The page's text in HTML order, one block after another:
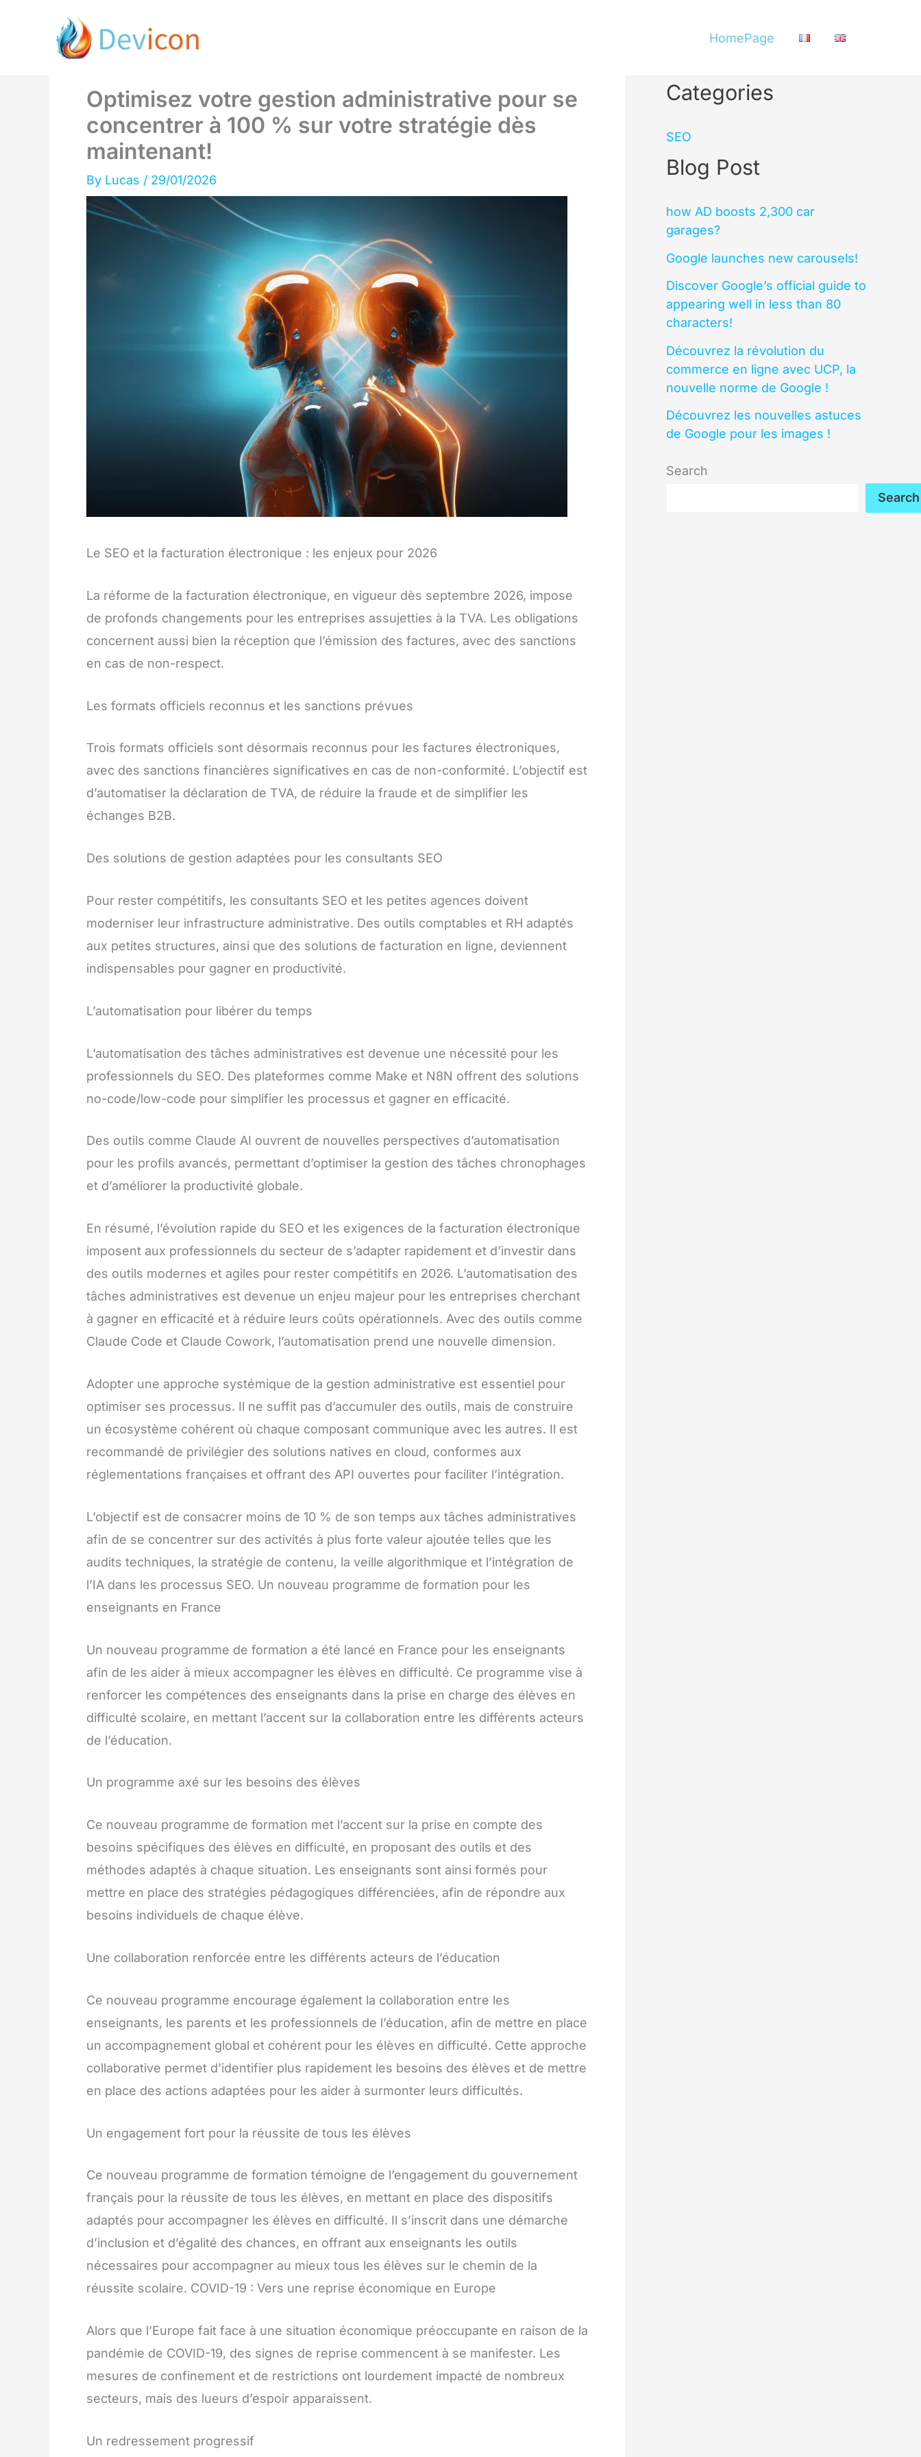
HomePage
Optimisez votre gestion administrative pour se
concentrer à 100 % sur votre stratégie dès
maintenant!
By Lucas / 29/01/2026
Le SEO et la facturation électronique : les enjeux pour 2026
La réforme de la facturation électronique, en vigueur dès septembre 2026, impose
de profonds changements pour les entreprises assujetties à la TVA. Les obligations
concernent aussi bien la réception que l’émission des factures, avec des sanctions
en cas de non-respect.
Les formats officiels reconnus et les sanctions prévues
Trois formats officiels sont désormais reconnus pour les factures électroniques,
avec des sanctions financières significatives en cas de non-conformité. L’objectif est
d’automatiser la déclaration de TVA, de réduire la fraude et de simplifier les
échanges B2B.
Des solutions de gestion adaptées pour les consultants SEO
Pour rester compétitifs, les consultants SEO et les petites agences doivent
moderniser leur infrastructure administrative. Des outils comptables et RH adaptés
aux petites structures, ainsi que des solutions de facturation en ligne, deviennent
indispensables pour gagner en productivité.
L’automatisation pour libérer du temps
L’automatisation des tâches administratives est devenue une nécessité pour les
professionnels du SEO. Des plateformes comme Make et N8N offrent des solutions
no-code/low-code pour simplifier les processus et gagner en efficacité.
Des outils comme Claude AI ouvrent de nouvelles perspectives d’automatisation
pour les profils avancés, permettant d’optimiser la gestion des tâches chronophages
et d’améliorer la productivité globale.
En résumé, l’évolution rapide du SEO et les exigences de la facturation électronique
imposent aux professionnels du secteur de s’adapter rapidement et d’investir dans
des outils modernes et agiles pour rester compétitifs en 2026. L’automatisation des
tâches administratives est devenue un enjeu majeur pour les entreprises cherchant
à gagner en efficacité et à réduire leurs coûts opérationnels. Avec des outils comme
Claude Code et Claude Cowork, l’automatisation prend une nouvelle dimension.
Adopter une approche systémique de la gestion administrative est essentiel pour
optimiser ses processus. Il ne suffit pas d’accumuler des outils, mais de construire
un écosystème cohérent où chaque composant communique avec les autres. Il est
recommandé de privilégier des solutions natives en cloud, conformes aux
réglementations françaises et offrant des API ouvertes pour faciliter l’intégration.
L’objectif est de consacrer moins de 10 % de son temps aux tâches administratives
afin de se concentrer sur des activités à plus forte valeur ajoutée telles que les
audits techniques, la stratégie de contenu, la veille algorithmique et l’intégration de
l’IA dans les processus SEO. Un nouveau programme de formation pour les
enseignants en France
Un nouveau programme de formation a été lancé en France pour les enseignants
afin de les aider à mieux accompagner les élèves en difficulté. Ce programme vise à
renforcer les compétences des enseignants dans la prise en charge des élèves en
difficulté scolaire, en mettant l’accent sur la collaboration entre les différents acteurs
de l’éducation.
Un programme axé sur les besoins des élèves
Ce nouveau programme de formation met l’accent sur la prise en compte des
besoins spécifiques des élèves en difficulté, en proposant des outils et des
méthodes adaptés à chaque situation. Les enseignants sont ainsi formés pour
mettre en place des stratégies pédagogiques différenciées, afin de répondre aux
besoins individuels de chaque élève.
Une collaboration renforcée entre les différents acteurs de l’éducation
Ce nouveau programme encourage également la collaboration entre les
enseignants, les parents et les professionnels de l’éducation, afin de mettre en place
un accompagnement global et cohérent pour les élèves en difficulté. Cette approche
collaborative permet d’identifier plus rapidement les besoins des élèves et de mettre
en place des actions adaptées pour les aider à surmonter leurs difficultés.
Un engagement fort pour la réussite de tous les élèves
Ce nouveau programme de formation témoigne de l’engagement du gouvernement
français pour la réussite de tous les élèves, en mettant en place des dispositifs
adaptés pour accompagner les élèves en difficulté. Il s’inscrit dans une démarche
d’inclusion et d’égalité des chances, en offrant aux enseignants les outils
nécessaires pour accompagner au mieux tous les élèves sur le chemin de la
réussite scolaire. COVID-19 : Vers une reprise économique en Europe
Alors que l’Europe fait face à une situation économique préoccupante en raison de la
pandémie de COVID-19, des signes de reprise commencent à se manifester. Les
mesures de confinement et de restrictions ont lourdement impacté de nombreux
secteurs, mais des lueurs d’espoir apparaissent.
Un redressement progressif
Categories
SEO
Blog Post
how AD boosts 2,300 car
garages?
Google launches new carousels!
Discover Google’s official guide to
appearing well in less than 80
characters!
Découvrez la révolution du
commerce en ligne avec UCP, la
nouvelle norme de Google !
Découvrez les nouvelles astuces
de Google pour les images !
Search
Search